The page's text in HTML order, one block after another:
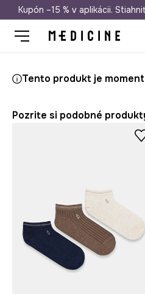
Doprava
Kupón –15 % v aplikácii.
Tento produkt je
Pozrite si podobné